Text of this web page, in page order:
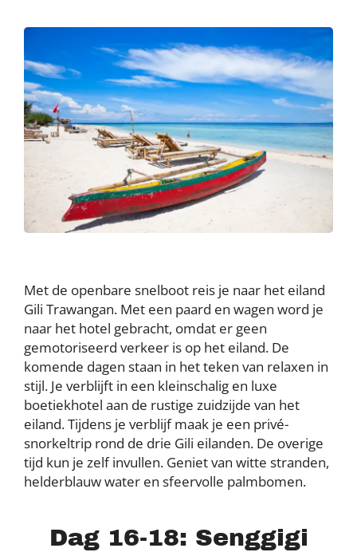
Met de openbare snelboot reis je naar het eiland
Gili Trawangan. Met een paard en wagen word je
naar het hotel gebracht, omdat er geen
gemotoriseerd verkeer is op het eiland. De
komende dagen staan in het teken van relaxen in
stijl. Je verblijft in een kleinschalig en luxe
boetiekhotel aan de rustige zuidzijde van het
eiland. Tijdens je verblijf maak je een privé-
snorkeltrip rond de drie Gili eilanden. De overige
tijd kun je zelf invullen. Geniet van witte stranden,
helderblauw water en sfeervolle palmbomen.
Dag 16-18: Senggigi